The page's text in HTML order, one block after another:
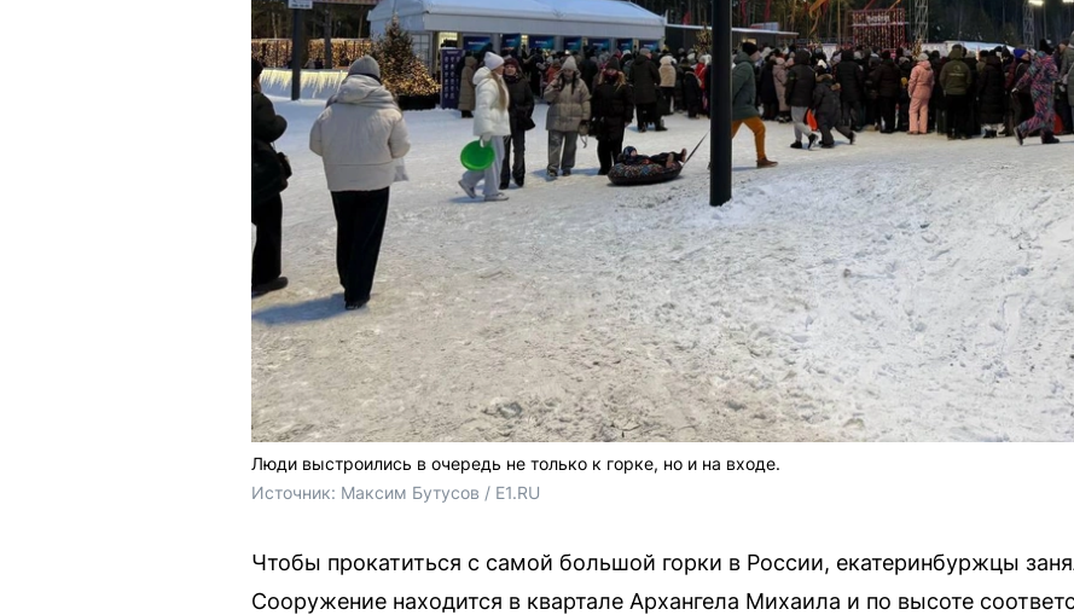
Люди выстроились в очередь не только к горке, но и на входе.
Источник: Максим Бутусов / E1.RU
Чтобы прокатиться с самой большой горки в России, екатеринбуржцы
Сооружение находится в квартале Архангела Михаила и по высоте